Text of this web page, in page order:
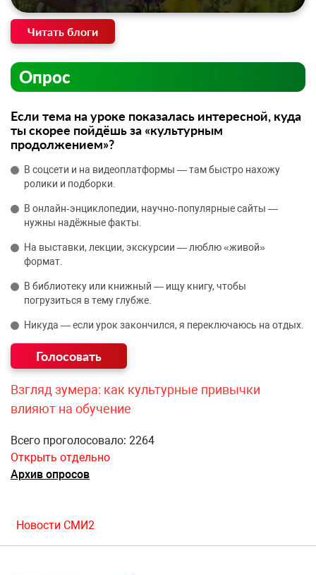
Читать блоги
Опрос
Если тема на уроке показалась интересной, куда
ты скорее пойдёшь за «культурным
продолжением»?
В соцсети и на видеоплатформы — там быстро нахожу
ролики и подборки.
В онлайн‑энциклопедии, научно‑популярные сайты —
нужны надёжные факты.
На выставки, лекции, экскурсии — люблю «живой»
формат.
В библиотеку или книжный — ищу книгу, чтобы
погрузиться в тему глубже.
Никуда — если урок закончился, я переключаюсь на отдых.
Взгляд зумера: как культурные привычки
влияют на обучение
Всего проголосовало: 2264
Открыть отдельно
Архив опросов
Новости СМИ2